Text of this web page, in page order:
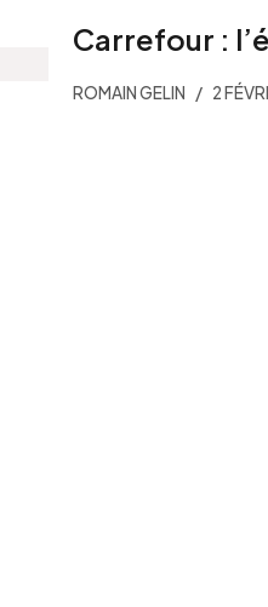
Carrefour :
ROMAIN GELIN 2